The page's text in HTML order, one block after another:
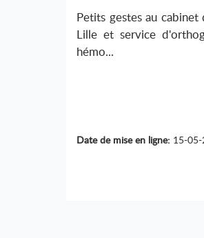
Petits gestes au
Lille et service
hémo...
Date de mise en ligne: 15-